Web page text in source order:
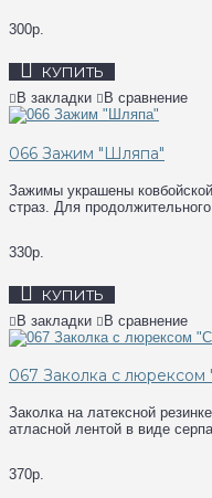
300р.
КУПИТЬ
В закладки В сравнение
066 Зажим "Шляпа"
Зажимы украшены
страз. Для продолжительного
330р.
КУПИТЬ
В закладки В сравнение
067 Заколка с люрексом
Заколка на латексной
атласной лентой в виде
370р.